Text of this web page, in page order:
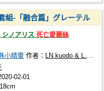
組-「融合篇」グレーテル
シノアリス死亡愛麗絲
小精靈 作者： LN.kuodo & L.F.
02-01